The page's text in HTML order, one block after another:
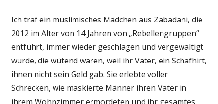
Ich traf ein muslimisches Mädchen aus Zabadani, die
2012 im Alter von 14 Jahren von „Rebellengruppen“
entführt, immer wieder geschlagen und vergewaltigt
wurde, die wütend waren, weil ihr Vater, ein Schafhirt,
ihnen nicht sein Geld gab. Sie erlebte voller
Schrecken, wie maskierte Männer ihren Vater in
ihrem Wohnzimmer ermordeten und ihr gesamtes